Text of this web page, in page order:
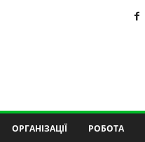
ОРГАНІЗАЦІЇ РОБОТА